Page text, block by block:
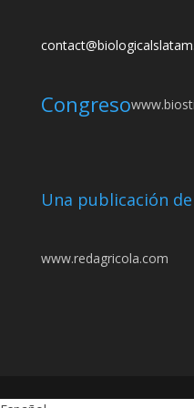
Congreso
Una publicación
www.redagricola.com